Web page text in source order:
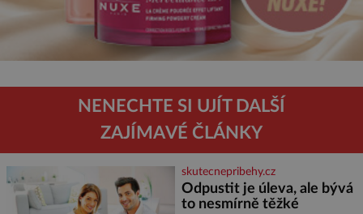
NENECHTE SI UJÍT DALŠÍ
ZAJÍMAVÉ ČLÁNKY
skutecnepribehy.cz
Odpustit je úleva, ale bývá
to nesmírně těžké